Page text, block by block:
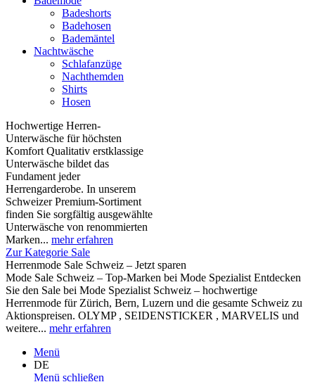
Badeshorts
Badehosen
Bademäntel
Nachtwäsche
Schlafanzüge
Nachthemden
Shirts
Hosen
Hochwertige Herren-
Unterwäsche für höchsten
Komfort Qualitativ erstklassige
Unterwäsche bildet das
Fundament jeder
Herrengarderobe. In unserem
Schweizer Premium-Sortiment
finden Sie sorgfältig ausgewählte
Unterwäsche von renommierten
Marken... mehr erfahren
Zur Kategorie Sale
Herrenmode Sale Schweiz – Jetzt sparen
Mode Sale Schweiz – Top-Marken bei Mode Spezialist Entdecken
Sie den Sale bei Mode Spezialist Schweiz – hochwertige
Herrenmode für Zürich, Bern, Luzern und die gesamte Schweiz zu
Aktionspreisen. OLYMP , SEIDENSTICKER , MARVELIS und
weitere... mehr erfahren
Menü
DE
Menü schließen